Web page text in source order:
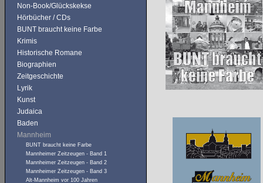
Non-Book/Glückskekse
Hörbücher / CDs
BUNT braucht keine Farbe
Krimis
Historische Romane
Biographien
Zeitgeschichte
Lyrik
Kunst
Judaica
Baden
Mannheim
BUNT braucht keine Farbe
Mannheimer Zeitzeugen - Band 1
Mannheimer Zeitzeugen - Band 2
Mannheimer Zeitzeugen - Band 3
Alt-Mannheim vor 100 Jahren